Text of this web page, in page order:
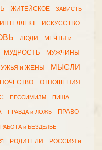
ЖИТЕЙСКОЕ ЗАВИСТЬ
ИНТЕЛЛЕКТ ИСКУССТВО
ЛЮДИ МЕЧТЫ и
МУДРОСТЬ МУЖЧИНЫ
и ЖЕНЫ МЫСЛИ
ОТНОШЕНИЯ
ПЕССИМИЗМ ПИЩА
ПРАВДА и ЛОЖЬ ПРАВО
РАБОТА и БЕЗДЕЛЬЕ
РОДИТЕЛИ РОССИЯ и